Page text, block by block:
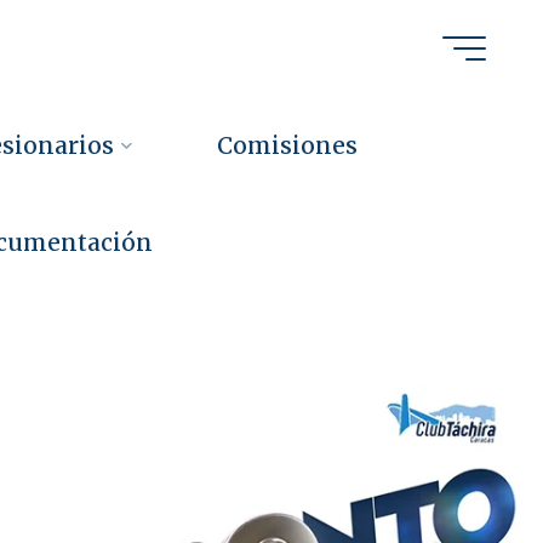
Comisiones
ento